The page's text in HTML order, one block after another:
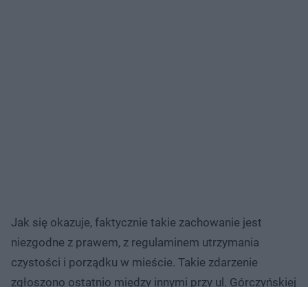
Jak się okazuje, faktycznie takie zachowanie jest
niezgodne z prawem, z regulaminem utrzymania
czystości i porządku w mieście. Takie zdarzenie
zgłoszono ostatnio między innymi przy ul. Górczyńskiej